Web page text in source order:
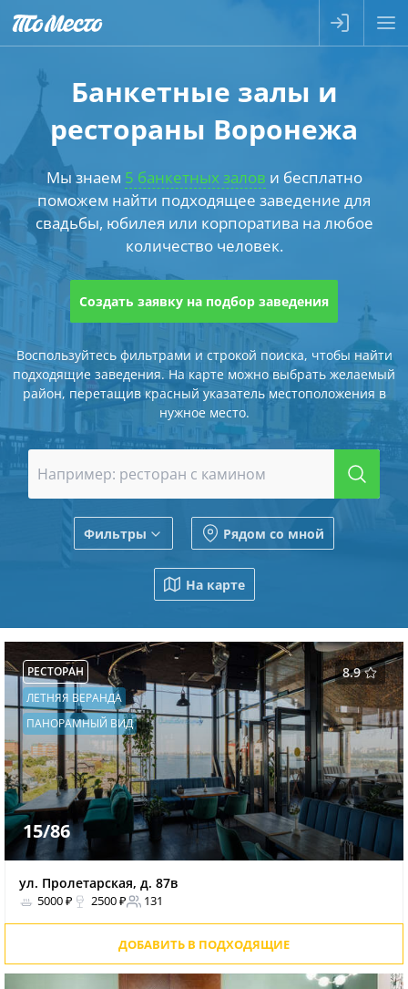
Банкетные залы и
рестораны Воронежа
Мы знаем 5 банкетных залов и бесплатно
поможем найти подходящее заведение для
свадьбы, юбилея или корпоратива на любое
количество человек.
Создать заявку на подбор заведения
Воспользуйтесь фильтрами и строкой поиска, чтобы найти
подходящие заведения. На карте можно выбрать желаемый
район, перетащив красный указатель местоположения в
нужное место.
Фильтры Рядом со мной
На карте
8.9
РЕСТОРАН
ЛЕТНЯЯ ВЕРАНДА
ПАНОРАМНЫЙ ВИД
15/86
ул. Пролетарская, д. 87в
5000 ₽ 2500 ₽ 131
ДОБАВИТЬ В ПОДХОДЯЩИЕ